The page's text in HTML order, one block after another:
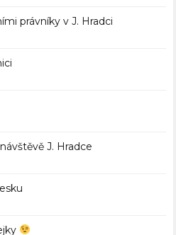
právníky v J. Hradci
J. Hradce